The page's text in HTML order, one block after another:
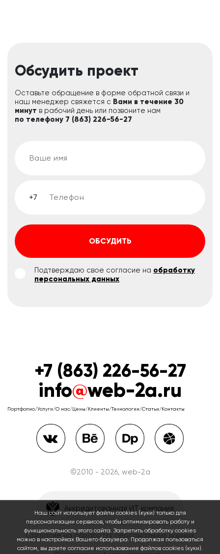
Обсудить проект
Оставьте обращение в форме обратной связи и
наш менеджер свяжется с Вами в течение 30
минут в рабочий день или позвоните нам
по телефону 7 (863) 226-56-27
ОБСУДИТЬ
Подтверждаю свое согласие на обработку
персональных данных
+7 (863) 226-56-27
info@web-2a.ru
Портфолио/Услуги/О нас/Цены/Клиенты/Технологии/Статьи/Контакты
©2010 - 2026, web-2a
Аккредитованная ИТ компания
Согласие на обработку персональных данных
Наш сайт использует файлы cookies (куки) только для
персонализации сервисов, чтобы оптимизировать работу и
функциональность этого сайта. Запретить обработку cookies
можно в настройках Вашего браузера. Продолжая пользоваться
сайтом, вы даете согласие использование файлов cookies (куки).